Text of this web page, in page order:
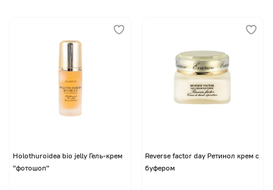
Holothuroidea bio jelly Гель-крем
"фотошоп"
Reverse factor day Ретинол крем с
буфером